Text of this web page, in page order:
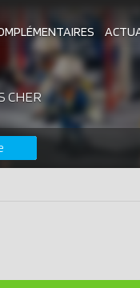
CATALOGUES
DERNIERS PLAYMOBIL
CHER